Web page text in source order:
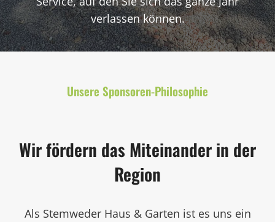
verlassen können.
Unsere Sponsoren-Philosophie
Wir fördern das Miteinander in der
Region
Als Stemweder Haus & Garten ist es uns ein